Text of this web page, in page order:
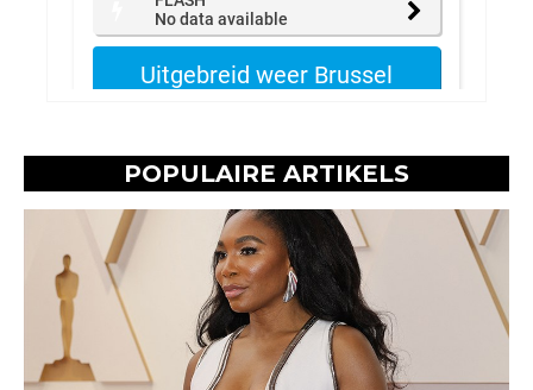
POPULAIRE ARTIKELS